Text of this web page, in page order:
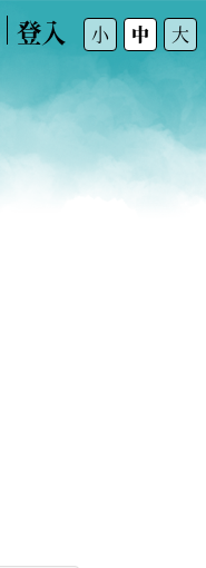
登入 小 中 大